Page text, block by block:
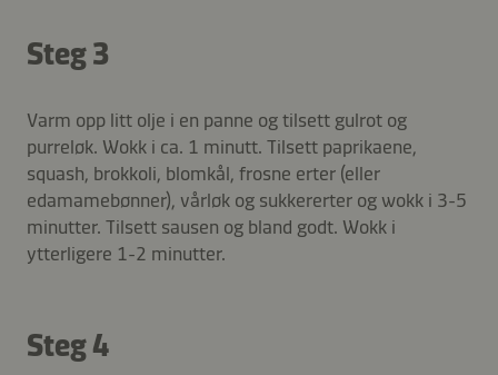
Steg 3
Varm opp litt olje i en panne og tilsett gulrot og
purreløk. Wokk i ca. 1 minutt. Tilsett paprikaene,
squash, brokkoli, blomkål, frosne erter (eller
edamamebønner), vårløk og sukkererter og wokk i 3-5
minutter. Tilsett sausen og bland godt. Wokk i
ytterligere 1-2 minutter.
Steg 4